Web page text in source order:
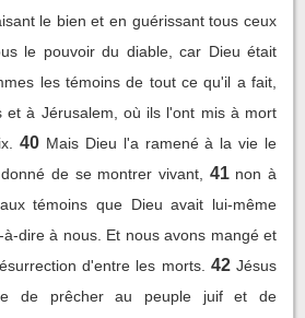
le bien et en guérissant tous ceux
le pouvoir du diable, car Dieu était
les témoins de tout ce qu'il a fait,
et à Jérusalem, où ils l'ont mis à mort
40 Mais Dieu l'a ramené à la vie le
de se montrer vivant,
41 non à
témoins que Dieu avait lui-même
dire à nous. Et nous avons mangé et
d'entre les morts. 42 Jésus
de prêcher au peuple juif et de